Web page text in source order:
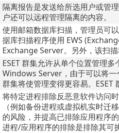
隔离报告是发送给所选用户或管
户还可以远程管理隔离的内容。
使用邮箱数据库扫描，管理员可
据库扫描程序使用 EWS
Exchange Server。另外，该扫
ESET 群集允许从单个位置管理
Windows Server，由于可以将一
群集将使管理变得更容易。ESET
将特定进程排除反恶意软件访问
（例如备份进程或虚拟机实时迁
的风险，并提高已排除应用程序
进程/应用程序的排除是排除其可